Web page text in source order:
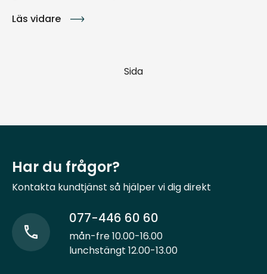
Läs vidare
Sida
Har du frågor?
Kontakta kundtjänst så hjälper vi dig direkt
077-446 60 60
mån-fre 10.00-16.00
lunchstängt 12.00-13.00